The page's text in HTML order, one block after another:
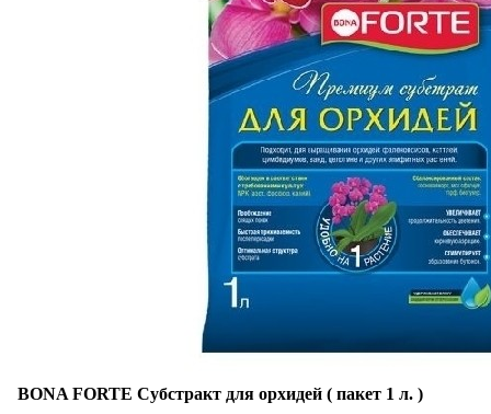
BONA FORTE Субстракт для орхидей ( пакет 1 л. )